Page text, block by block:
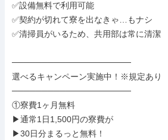
✅設備無料で利用可能
✅契約が切れて寮を出なきゃ…もナシ
✅清掃員がいるため、共用部は常に清潔
────────────────────
選べるキャンペーン実施中！※規定あり
────────────────────
①寮費1ヶ月無料
▶通常1日1,500円の寮費が
▶30日分まるっと無料！